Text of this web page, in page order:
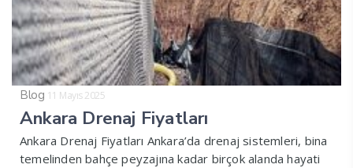
Blog 11 Mayıs 2025
Ankara Drenaj Fiyatları
Ankara Drenaj Fiyatları Ankara’da drenaj sistemleri, bina
temelinden bahçe peyzajına kadar birçok alanda hayati